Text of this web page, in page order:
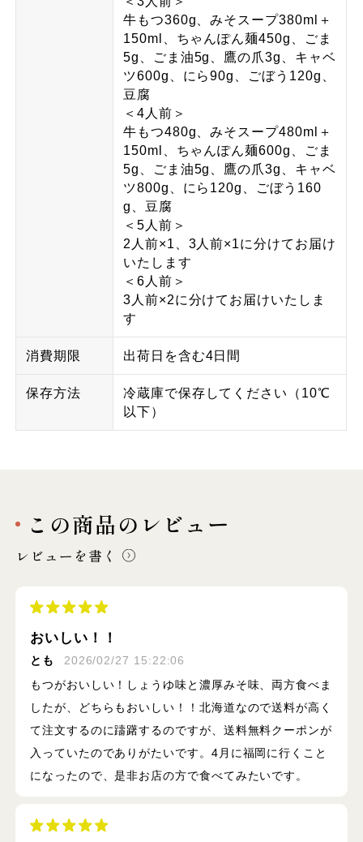
牛もつ360g、みそスープ380ml＋
150ml、ちゃんぽん麺450g、ごま
5g、ごま油5g、鷹の爪3g、キャベ
ツ600g、にら90g、ごぼう120g、
豆腐
＜4人前＞
牛もつ480g、みそスープ480ml＋
150ml、ちゃんぽん麺600g、ごま
5g、ごま油5g、鷹の爪3g、キャベ
ツ800g、にら120g、ごぼう160
g、豆腐
＜5人前＞
2人前×1、3人前×1に分けてお届け
いたします
＜6人前＞
3人前×2に分けてお届けいたしま
す
消費期限 出荷日を含む4日間
保存方法
冷蔵庫で保存してください（10℃
以下）
この商品のレビュー
レビューを書く
おいしい！！
とも
2026/02/27 15:22:06
もつがおいしい！しょうゆ味と濃厚みそ味、両方食べま
したが、どちらもおいしい！！北海道なので送料が高く
て注文するのに躊躇するのですが、送料無料クーポンが
入っていたのでありがたいです。4月に福岡に行くこと
になったので、是非お店の方で食べてみたいです。